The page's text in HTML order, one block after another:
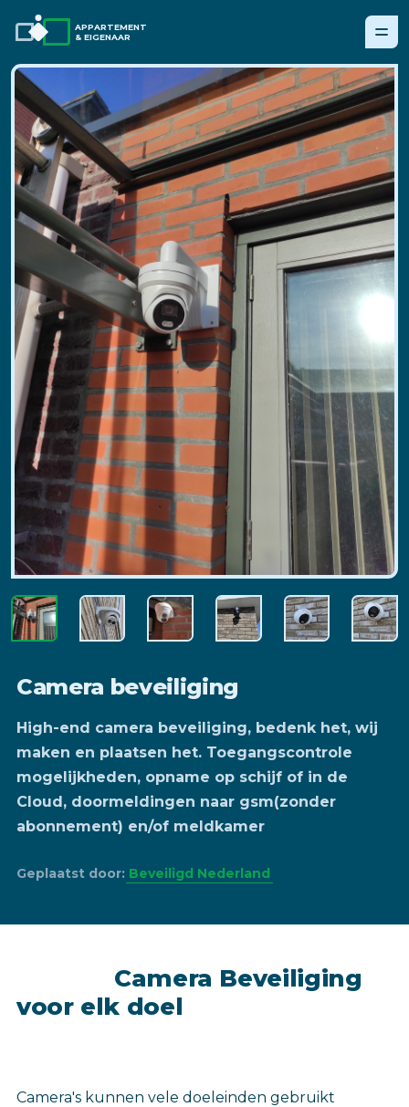
APPARTEMENT
& EIGENAAR
Camera beveiliging
High-end camera beveiliging, bedenk het, wij
maken en plaatsen het. Toegangscontrole
mogelijkheden, opname op schijf of in de
Cloud, doormeldingen naar gsm(zonder
abonnement) en/of meldkamer
Geplaatst door: Beveiligd Nederland
Camera Beveiliging
voor elk doel
Camera's kunnen vele doeleinden gebruikt